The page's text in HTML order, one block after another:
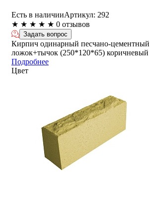
Есть в наличииАртикул: 292
★ ★ ★ ★ ★ 0 отзывов
Задать вопрос
Кирпич одинарный песчано-
ложок+тычок (250*120*65) коричневый
Подробнее
Цвет